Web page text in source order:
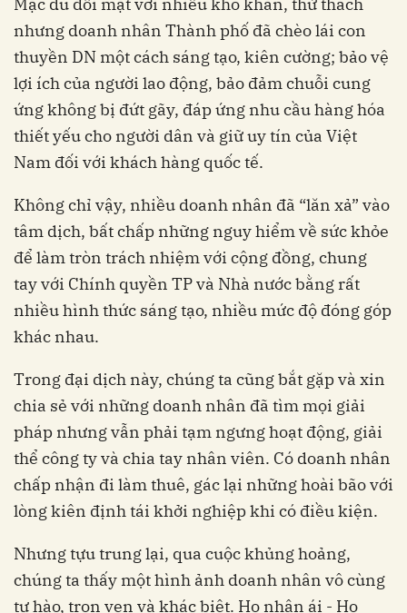
nhưng doanh nhân Thành phố đã chèo lái con
thuyền DN một cách sáng tạo, kiên cường; bảo vệ
lợi ích của người lao động, bảo đảm chuỗi cung
ứng không bị đứt gãy, đáp ứng nhu cầu hàng hóa
thiết yếu cho người dân và giữ uy tín của Việt
Nam đối với khách hàng quốc tế.
Không chỉ vậy, nhiều doanh nhân đã “lăn xả” vào
tâm dịch, bất chấp những nguy hiểm về sức khỏe
để làm tròn trách nhiệm với cộng đồng, chung
tay với Chính quyền TP và Nhà nước bằng rất
nhiều hình thức sáng tạo, nhiều mức độ đóng góp
khác nhau.
Trong đại dịch này, chúng ta cũng bắt gặp và xin
chia sẻ với những doanh nhân đã tìm mọi giải
pháp nhưng vẫn phải tạm ngưng hoạt động, giải
thể công ty và chia tay nhân viên. Có doanh nhân
chấp nhận đi làm thuê, gác lại những hoài bão với
lòng kiên định tái khởi nghiệp khi có điều kiện.
Nhưng tựu trung lại, qua cuộc khủng hoảng,
chúng ta thấy một hình ảnh doanh nhân vô cùng
tự hào, trọn vẹn và khác biệt. Họ nhân ái - Họ